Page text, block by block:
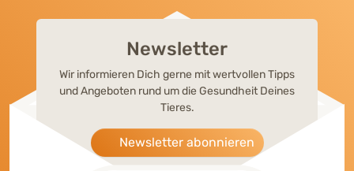
Newsletter
Wir informieren Dich gerne mit wertvollen Tipps
und Angeboten rund um die Gesundheit Deines
Tieres.
Newsletter abonnieren